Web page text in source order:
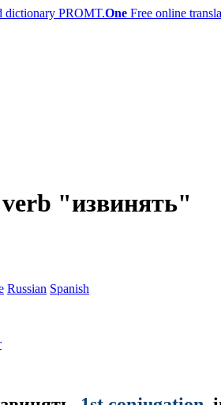
PROMT.One Free online
"извинять"
Russian Spanish